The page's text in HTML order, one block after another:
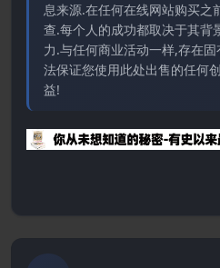
息来源.在任何在线网站购买之
查.每个人的成功都取决于其背
力.与任何商业活动一样,存在
法保证您使用此处出售的任何
益!